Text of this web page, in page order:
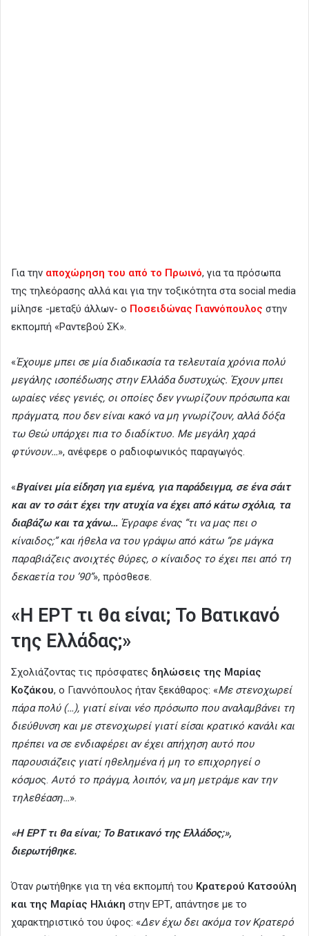
Για την αποχώρηση του από το Πρωινό, για τα πρόσωπα
της τηλεόρασης αλλά και για την τοξικότητα στα social media
μίλησε -μεταξύ άλλων- ο Ποσειδώνας Γιαννόπουλος στην
εκπομπή «Ραντεβού ΣΚ».
«Έχουμε μπει σε μία διαδικασία τα τελευταία χρόνια πολύ
μεγάλης ισοπέδωσης στην Ελλάδα δυστυχώς. Έχουν μπει
ωραίες νέες γενιές, οι οποίες δεν γνωρίζουν πρόσωπα και
πράγματα, που δεν είναι κακό να μη γνωρίζουν, αλλά δόξα
τω Θεώ υπάρχει πια το διαδίκτυο. Με μεγάλη χαρά
φτύνουν…», ανέφερε ο ραδιοφωνικός παραγωγός.
«Βγαίνει μία είδηση για εμένα, για παράδειγμα, σε ένα σάιτ
και αν το σάιτ έχει την ατυχία να έχει από κάτω σχόλια, τα
διαβάζω και τα χάνω… Έγραφε ένας “τι να μας πει ο
κίναιδος;” και ήθελα να του γράψω από κάτω “ρε μάγκα
παραβιάζεις ανοιχτές θύρες, ο κίναιδος το έχει πει από τη
δεκαετία του ’90”», πρόσθεσε.
«Η ΕΡΤ τι θα είναι; Το Βατικανό
της Ελλάδας;»
Σχολιάζοντας τις πρόσφατες δηλώσεις της Μαρίας
Κοζάκου, ο Γιαννόπουλος ήταν ξεκάθαρος: «Με στενοχωρεί
πάρα πολύ (…), γιατί είναι νέο πρόσωπο που αναλαμβάνει τη
διεύθυνση και με στενοχωρεί γιατί είσαι κρατικό κανάλι και
πρέπει να σε ενδιαφέρει αν έχει απήχηση αυτό που
παρουσιάζεις γιατί ηθελημένα ή μη το επιχορηγεί ο
κόσμος. Αυτό το πράγμα, λοιπόν, να μη μετράμε καν την
τηλεθέαση…».
«Η ΕΡΤ τι θα είναι; Το Βατικανό της Ελλάδος;»,
διερωτήθηκε.
Όταν ρωτήθηκε για τη νέα εκπομπή του Κρατερού Κατσούλη
και της Μαρίας Ηλιάκη στην ΕΡΤ, απάντησε με το
χαρακτηριστικό του ύφος: «Δεν έχω δει ακόμα τον Κρατερό